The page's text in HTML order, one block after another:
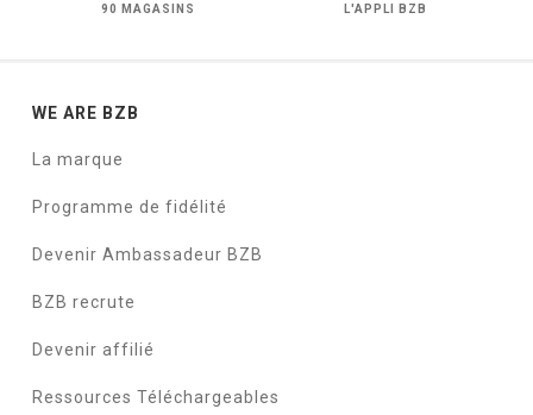
90 MAGASINS L'APPLI BZB
WE ARE BZB
La marque
Programme de fidélité
Devenir Ambassadeur BZB
BZB recrute
Devenir affilié
Ressources Téléchargeables